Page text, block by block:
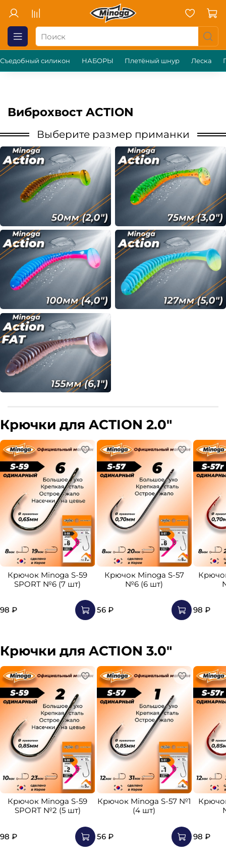
Съедобный силикон НАБОРЫ Плетёный шнур Леска
Виброхвост ACTION
Выберите размер приманки
Крючки для ACTION 2.0"
Крючок Minoga S-59
SPORT №6 (7 шт)
98 ₽
Крючок Minoga S-57
№6 (6 шт)
56 ₽ 98 ₽
Крючки для ACTION 3.0"
Крючок Minoga S-59
SPORT №2 (5 шт)
98 ₽
Крючок Minoga S-57 №1
(4 шт)
56 ₽ 98 ₽